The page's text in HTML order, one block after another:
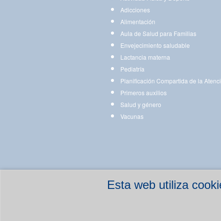
Esta web utiliza
Adicciones
Alimentación
Aula de Salud para Familias
Envejecimiento saludable
Lactancia materna
Pediatría
Planificación Compartida de la
Primeros auxilios
Salud y género
Vacunas